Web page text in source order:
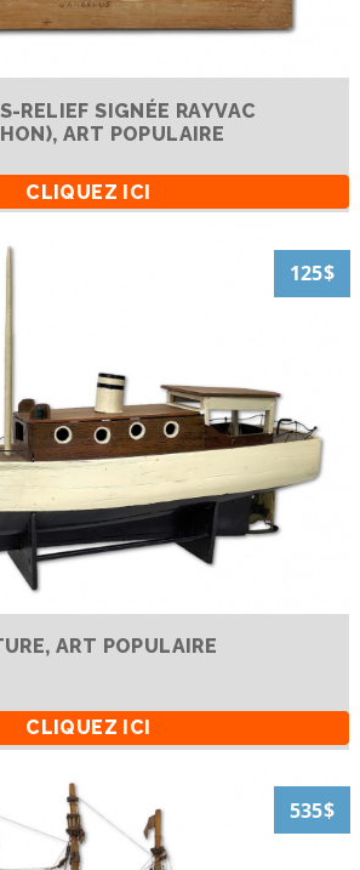
RELIEF SIGNÉE RAYVAC
ART POPULAIRE
CLIQUEZ ICI
125$
ART POPULAIRE
CLIQUEZ ICI
535$